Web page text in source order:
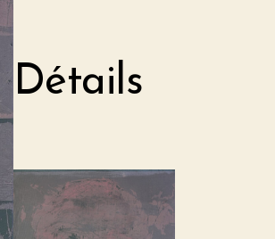
Détails